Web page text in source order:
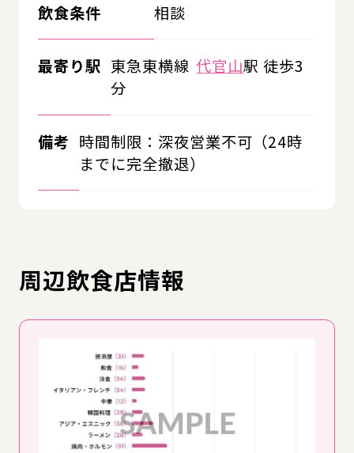
飲食条件 相談
最寄り駅 東急東横線 代官山駅 徒歩3
分
備考 時間制限：深夜営業不可（24時
までに完全撤退）
周辺飲食店情報